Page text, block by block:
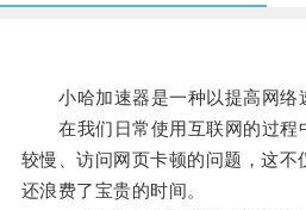
小哈加速器是一种以提高网络
在我们日常使用互联网的过程
较慢、访问网页卡顿的问题，这不
还浪费了宝贵的时间。